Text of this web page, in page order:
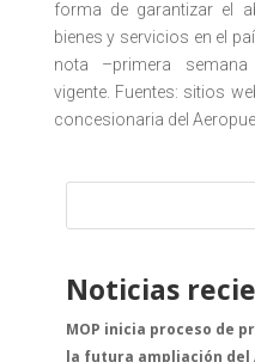
forma de garantizar el
bienes y servicios en el
nota –primera
vigente. Fuentes: sitios
concesionaria del
Noticias
MOP inicia proceso de
la futura ampliación